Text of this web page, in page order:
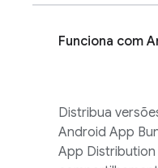
Funciona com
Distribua
Android App
App Distribution